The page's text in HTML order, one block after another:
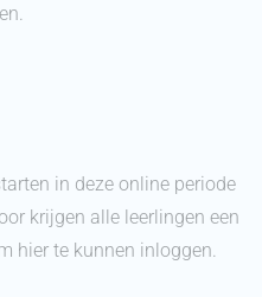
in deze online periode
krijgen alle leerlingen een
hier te kunnen inloggen.